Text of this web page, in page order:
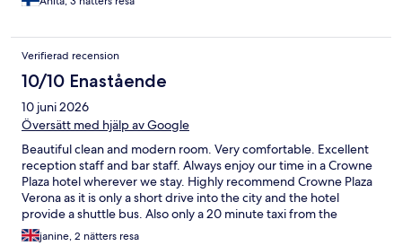
Verifierad recension
10/10 Enastående
10 juni 2026
Översätt med hjälp av Google
Beautiful clean and modern room. Very comfortable. Excellent
reception staff and bar staff. Always enjoy our time in a Crowne
Plaza hotel wherever we stay. Highly recommend Crowne Plaza
Verona as it is only a short drive into the city and the hotel
provide a shuttle bus. Also only a 20 minute taxi from the
airport.janine, 2 nätters resa